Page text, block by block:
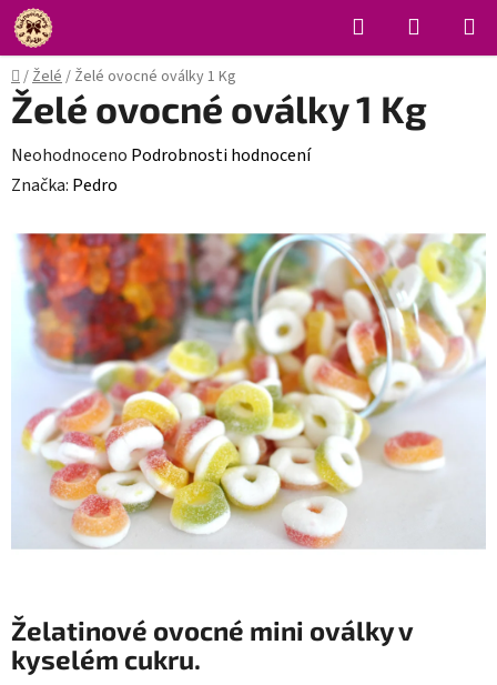
Přejít
na
obsah
Hledat
KOŠÍK
Domů
/Želé/ Želé ovocné oválky 1 Kg
Želatinové ovocné mini oválky v
kyselém cukru.
Želé ovocné oválky 1 Kg
Průměrné
hodnocení
je
0,0
hvězdiček.
Neohodnoceno Podrobnosti hodnocení
Značka: Pedro